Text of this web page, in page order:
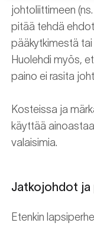
johtoliittimeen
pitää tehdä
pääkytkimestä tai
Huolehdi myös,
paino ei rasita
Kosteissa ja
käyttää
valaisimia.
Jatkojohdot ja
Etenkin